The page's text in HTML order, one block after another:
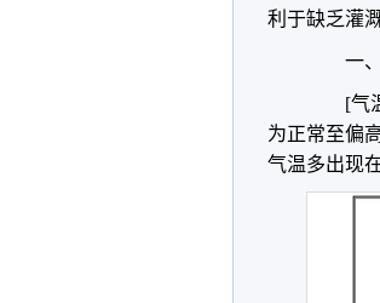
利于缺乏灌
一、
[气温]
为正常至偏
气温多出现